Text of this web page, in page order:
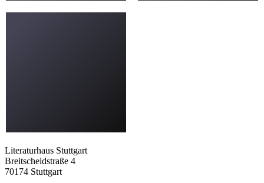
Literaturhaus Stuttgart
Breitscheidstraße 4
70174 Stuttgart